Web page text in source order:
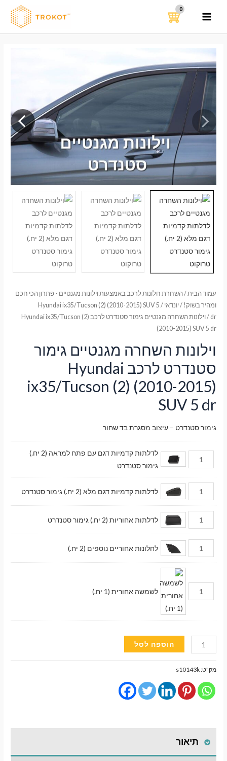
MAIN
עמוד הבית/השחרת חלונות לרכב באמצעות וילונות מגנטיים - פתרון הכי חכם
ומהיר בשוק! /יונדאי /
Hyundai ix35/Tucson (2) (2010-2015) SUV 5
dr
/ וילונות השחרה מגנטיים גימור סטנדרט לרכב Hyundai ix35/Tucson (2)
(2010-2015) SUV 5 dr
וילונות השחרה מגנטיים גימור
סטנדרט לרכב Hyundai
ix35/Tucson (2) (2010-2015)
SUV 5 dr
גימור סטנדרט – עיצוב מסגרת בד שחור
לדלתות קדמיות דגם עם פתח למראה (2 יח.)
גימור סטנדרט
לדלתות קדמיות דגם מלא (2 יח.) גימור סטנדרט
לדלתות אחוריות (2 יח.) גימור סטנדרט
לחלונות אחוריים נוספים (2 יח.)
לשמשה אחורית (1 יח.)
כמות
של
וילונות
מגנטיים
Hyundai
ix35/Tucson
הוספה לסל
מק"ט:s10143k
תיאור